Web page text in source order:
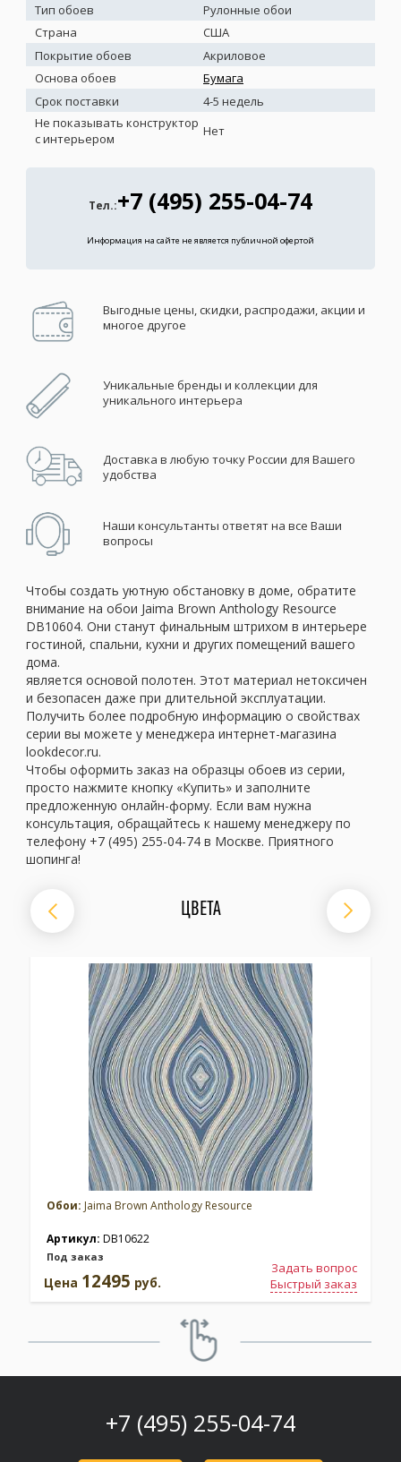
Тип обоев
Рулонные обои
Страна
США
Покрытие обоев
Акриловое
Основа обоев
Бумага
Срок поставки
4-5 недель
Не показывать конструктор
с интерьером
Нет
Тел.:+7 (495) 255-04-74
Информация на сайте не является публичной офертой
Выгодные цены, скидки, распродажи, акции и
многое другое
Уникальные бренды и коллекции для
уникального интерьера
Доставка в любую точку России для Вашего
удобства
Наши консультанты ответят на все Ваши
вопросы
Чтобы создать уютную обстановку в доме, обратите
внимание на обои Jaima Brown Anthology Resource
DB10604. Они станут финальным штрихом в интерьере
гостиной, спальни, кухни и других помещений вашего
дома.
является основой полотен. Этот материал нетоксичен
и безопасен даже при длительной эксплуатации.
Получить более подробную информацию о свойствах
серии вы можете у менеджера интернет-магазина
lookdecor.ru.
Чтобы оформить заказ на образцы обоев из серии,
просто нажмите кнопку «Купить» и заполните
предложенную онлайн-форму. Если вам нужна
консультация, обращайтесь к нашему менеджеру по
телефону +7 (495) 255-04-74 в Москве. Приятного
шопинга!
ЦВЕТА
Обои: Jaima Brown Anthology Resource
Артикул: DB10622
Под заказ
Задать вопрос
Быстрый заказ
Цена 12495 руб.
+7 (495) 255-04-74